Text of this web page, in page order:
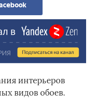
интерьеров
видов обоев.